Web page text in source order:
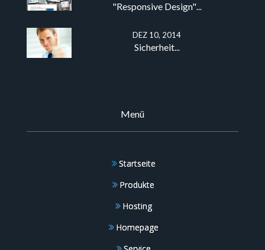
"Responsive Design"...
DEZ 10, 2014
Sicherheit...
Menü
Startseite
Produkte
Hosting
Homepage